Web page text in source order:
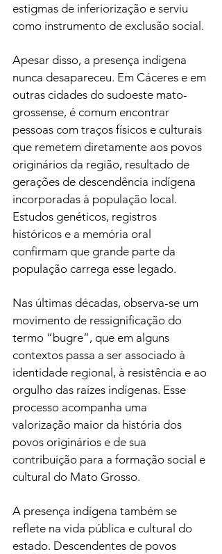
estigmas de inferiorização e serviu
como instrumento de exclusão social.
Apesar disso, a presença indígena
nunca desapareceu. Em Cáceres e em
outras cidades do sudoeste mato-
grossense, é comum encontrar
pessoas com traços físicos e culturais
que remetem diretamente aos povos
originários da região, resultado de
gerações de descendência indígena
incorporadas à população local.
Estudos genéticos, registros
históricos e a memória oral
confirmam que grande parte da
população carrega esse legado.
Nas últimas décadas, observa-se um
movimento de ressignificação do
termo “bugre”, que em alguns
contextos passa a ser associado à
identidade regional, à resistência e ao
orgulho das raízes indígenas. Esse
processo acompanha uma
valorização maior da história dos
povos originários e de sua
contribuição para a formação social e
cultural do Mato Grosso.
A presença indígena também se
reflete na vida pública e cultural do
estado. Descendentes de povos